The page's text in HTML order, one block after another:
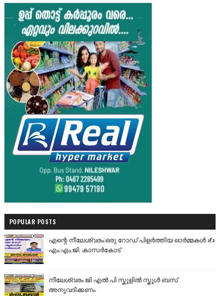
POPULAR POSTS
എന്റെ നീലേശ്വരം:ഒരു റോഡ് പിളർത്തിയ ഓർമ്മകൾ ✍️
എം.എം.ജി. കാസർകോട്
നീലേശ്വരം ജി എൽ പി സ്കൂളിൽ സ്കൂൾ ബസ്
അനുവദിക്കണം